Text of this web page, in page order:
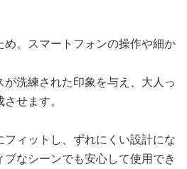
、スマートフォンの操作や細か
洗練された印象を与え、大人っ
せます。
ィットし、ずれにくい設計にな
なシーンでも安心して使用でき